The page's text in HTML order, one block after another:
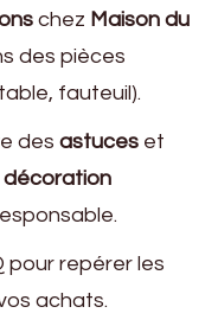
chez Maison du
des pièces
fauteuil).
des astuceset
décoration
pour repérer les
achats.